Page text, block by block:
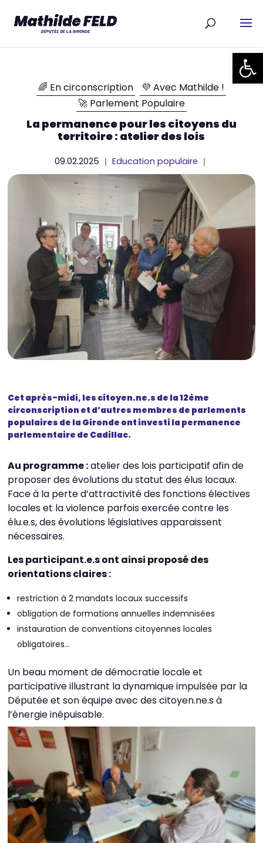
Ouvrir
🌈 En circonscription
💜 Avec Mathilde !
🚀 Parlement Populaire
La permanence pour les citoyens du
territoire : atelier des lois
09.02.2025 ｜ Education populaire ｜
Cet après-midi, les citoyen.ne.s de la 12ème
circonscription et d’autres membres de parlements
populaires de la Gironde ont investi la permanence
parlementaire de Cadillac.
Au programme :atelier des lois participatif afin de
proposer des évolutions du statut des élus locaux.
Face à la perte d’attractivité des fonctions électives
locales et la violence parfois exercée contre les
élu.e.s, des évolutions législatives apparaissent
nécessaires.
Les participant.e.s ont ainsi proposé des
orientations claires :
restriction à 2 mandats locaux successifs
obligation de formations annuelles indemnisées
instauration de conventions citoyennes locales
obligatoires…
Un beau moment de démocratie locale et
participative illustrant la dynamique impulsée par la
Députée et son équipe avec des citoyen.ne.s à
l’énergie inépuisable.